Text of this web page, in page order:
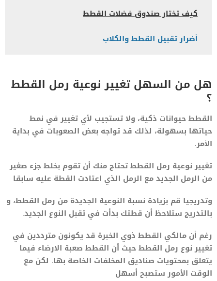
كيف تختار صندوق فضلات القطط
أضرار تقبيل القطط والكلاب
هل من السهل تغيير نوعية رمل القطط
؟
القطط حيوانات ذكية، ولا تستجيب لأي تغيير في نمط
حياتها بسهولة، لذلك قد تواجه بعض الصعوبات في بداية
الأمر.
تغيير نوعية رمل القطط تحتاج منك أن تقوم بخلط جزء صغير
من الرمل الجديد مع الرمل الذي اعتادت القطة عليه سابقا
وتدريجيا قم بزيادة نسبة النوعية الجديدة من رمل القطط، و
بالتدريج ستلاحظ أن قطتك بدأت في تقبل النوع الجديد.
رغم أن مالكي القطط ذوي الخبرة قد يكونون مترددين في
تغيير نوع رمل القطط حيث أن القطط صعبة الارضاء فيما
يتعلق بمحتويات صناديق المخلفات الخاصة بها. لكن مع
الوقت الأمور ستصبح أسهل